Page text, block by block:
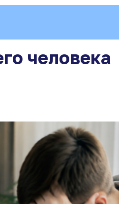
человека